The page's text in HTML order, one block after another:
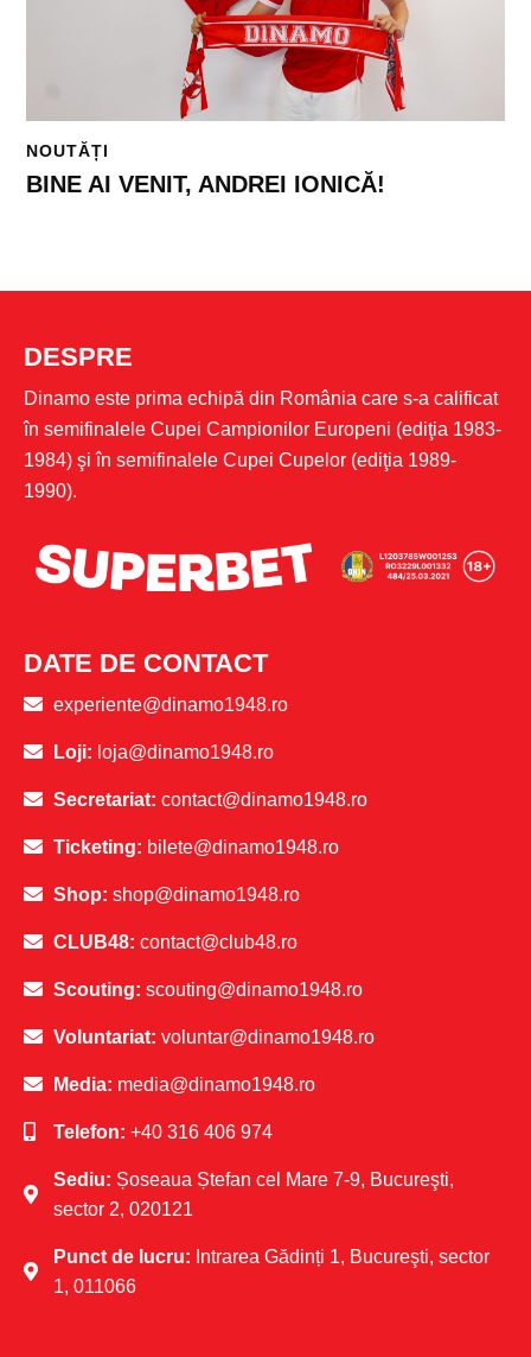
NOUTĂȚI
BINE AI VENIT, ANDREI IONICĂ!
DESPRE
Dinamo este prima echipă din România care s-a calificat
în semifinalele Cupei Campionilor Europeni (ediţia 1983-
1984) şi în semifinalele Cupei Cupelor (ediţia 1989-
1990).
DATE DE CONTACT
experiente@dinamo1948.ro
Loji: loja@dinamo1948.ro
Secretariat: contact@dinamo1948.ro
Ticketing: bilete@dinamo1948.ro
Shop: shop@dinamo1948.ro
CLUB48: contact@club48.ro
Scouting: scouting@dinamo1948.ro
Voluntariat: voluntar@dinamo1948.ro
Media: media@dinamo1948.ro
Telefon: +40 316 406 974
Sediu: Șoseaua Ștefan cel Mare 7-9, Bucureşti,
sector 2, 020121
Punct de lucru: Intrarea Gădinți 1, Bucureşti, sector
1, 011066